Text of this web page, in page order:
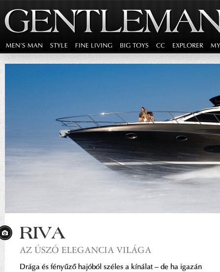
MEN'S MAN STYLE FINE LIVING BIG TOYS CC EXPLORER
RIVA
AZ ÚSZÓ ELEGANCIA VILÁGA
Drága és fényűző hajóból széles a kínálat – de ha igazán